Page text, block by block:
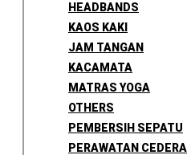
HEADBANDS
KAOS KAKI
JAM TANGAN
KACAMATA
MATRAS YOGA
OTHERS
PEMBERSIH SEPATU
PERAWATAN CEDERA